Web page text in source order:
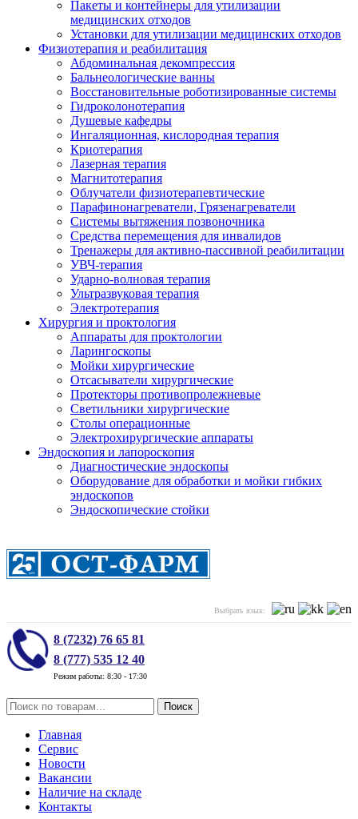
Пакеты и контейнеры для утилизации
медицинских отходов
Установки для утилизации медицинских отходов
Физиотерапия и реабилитация
Абдоминальная декомпрессия
Бальнеологические ванны
Восстановительные роботизированные системы
Гидроколонотерапия
Душевые кафедры
Ингаляционная, кислородная терапия
Криотерапия
Лазерная терапия
Магнитотерапия
Облучатели физиотерапевтические
Парафинонагреватели, Грязенагреватели
Системы вытяжения позвоночника
Средства перемещения для инвалидов
Тренажеры для активно-пассивной реабилитации
УВЧ-терапия
Ударно-волновая терапия
Ультразвуковая терапия
Электротерапия
Хирургия и проктология
Аппараты для проктологии
Ларингоскопы
Мойки хирургические
Отсасыватели хирургические
Протекторы противопролежневые
Светильники хирургические
Столы операционные
Электрохирургические аппараты
Эндоскопия и лапороскопия
Диагностические эндоскопы
Оборудование для обработки и мойки гибких
эндоскопов
Эндоскопические стойки
Выбрать язык:
8 (7232) 76 65 81
8 (777) 535 12 40
Режим работы: 8:30 - 17:30
Поиск
Главная
Сервис
Новости
Вакансии
Наличие на складе
Контакты